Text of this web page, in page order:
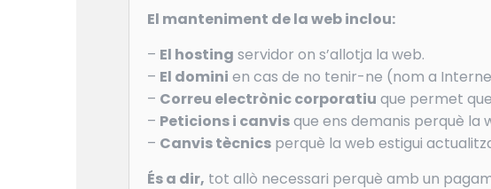
El manteniment de la web inclou:
– El hosting servidor on s’allotja la web.
– El domini en cas de no tenir-ne (nom a
– Correu electrònic corporatiu que permet
– Peticions i canvisque ens demanis perquè la
– Canvis tècnics perquè la web estigui
És a dir, tot allò necessari perquè amb un